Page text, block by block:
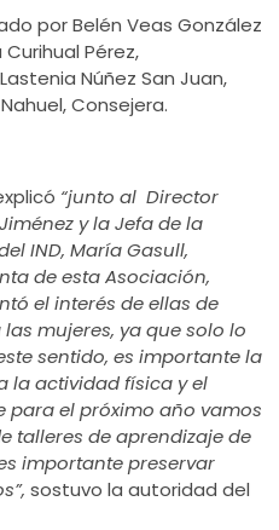
por Belén Veas González
Pérez,
Núñez San Juan,
Consejera.
“junto al Director
y la Jefa de la
IND, María Gasull,
de esta Asociación,
el interés de ellas de
mujeres, ya que solo lo
sentido, es importante la
la actividad física y el
para el próximo año vamos
talleres de aprendizaje de
importante preservar
sostuvo la autoridad del